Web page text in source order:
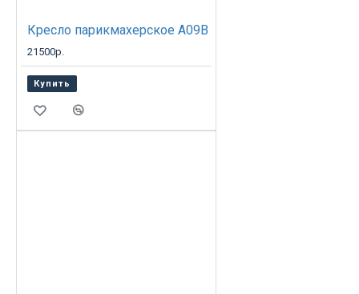
Кресло парикмахерское A09B
21500р.
Купить